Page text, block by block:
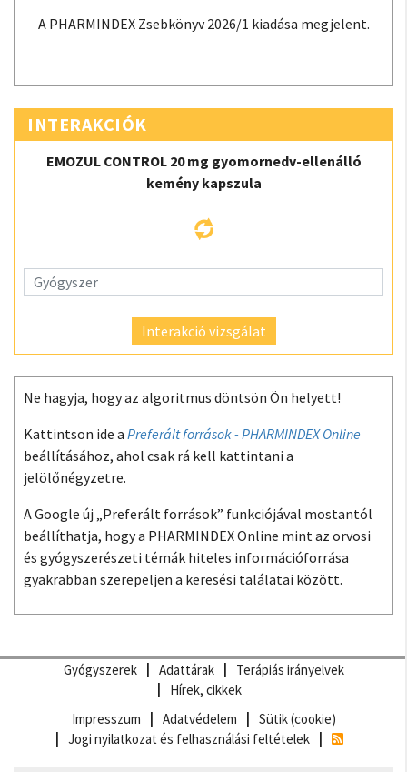
A PHARMINDEX Zsebkönyv 2026/1 kiadása megjelent.
INTERAKCIÓK
EMOZUL CONTROL 20 mg gyomornedv-ellenálló
kemény kapszula
Interakció vizsgálat
Ne hagyja, hogy az algoritmus döntsön Ön helyett!
Kattintson ide a Preferált források - PHARMINDEX Online
beállításához, ahol csak rá kell kattintani a
jelölőnégyzetre.
A Google új „Preferált források” funkciójával mostantól
beállíthatja, hogy a PHARMINDEX Online mint az orvosi
és gyógyszerészeti témák hiteles információforrása
gyakrabban szerepeljen a keresési találatai között.
Gyógyszerek Adattárak
Terápiás irányelvek
Hírek, cikkek
Impresszum
Adatvédelem
Sütik (cookie)
Jogi nyilatkozat és felhasználási feltételek